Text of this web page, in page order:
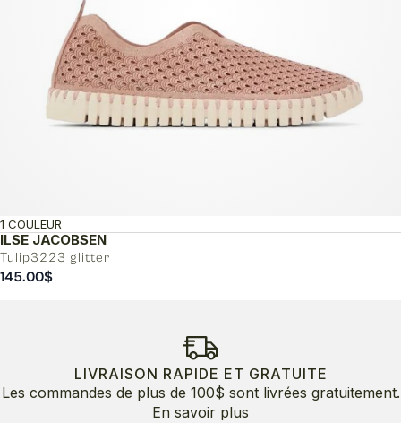
ILSE JACOBSEN
Tulip3223 glitter
1 COULEUR
145.00$
LIVRAISON RAPIDE ET GRATUITE
Les commandes de plus de 100$ sont livrées gratuitement.
En savoir plus